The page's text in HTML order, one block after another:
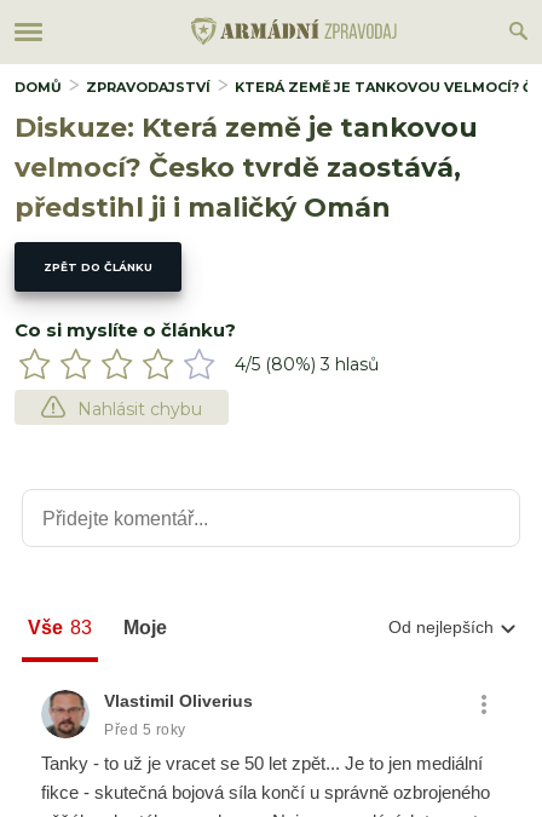
DOMŮ ZPRAVODAJSTVÍ KTERÁ ZEMĚ JE TANKOVOU VELMOCÍ?
Diskuze: Která země je tankovou
velmocí? Česko tvrdě zaostává,
předstihl ji i maličký Omán
ZPĚT DO ČLÁNKU
Co si myslíte o článku?
4/5 (80%)3 hlasů
Nahlásit chybu